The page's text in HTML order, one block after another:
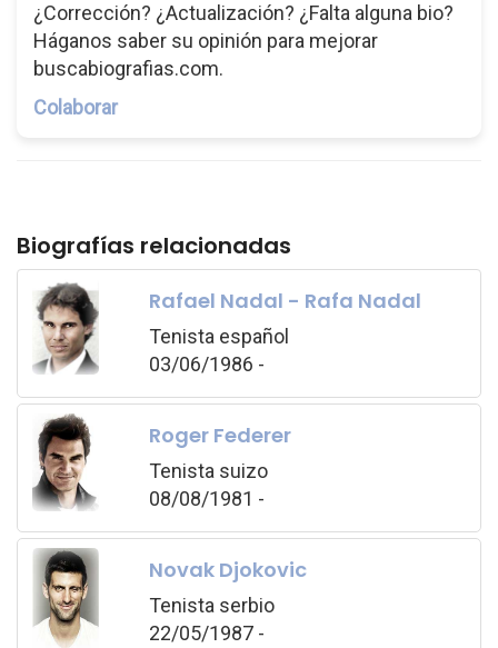
¿Corrección? ¿Actualización? ¿Falta alguna bio?
Háganos saber su opinión para mejorar
buscabiografias.com.
Colaborar
Biografías relacionadas
Rafael Nadal - Rafa Nadal
Tenista español
03/06/1986 -
Roger Federer
Tenista suizo
08/08/1981 -
Novak Djokovic
Tenista serbio
22/05/1987 -